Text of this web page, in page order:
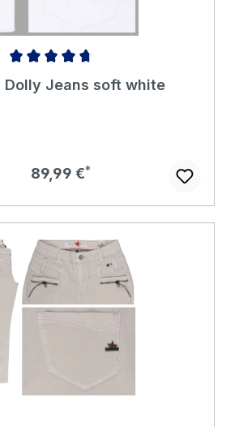
Bewertung von 4.76 von 5 Sternen
Dolly Jeans soft white
Regulärer Preis:
89,99 €